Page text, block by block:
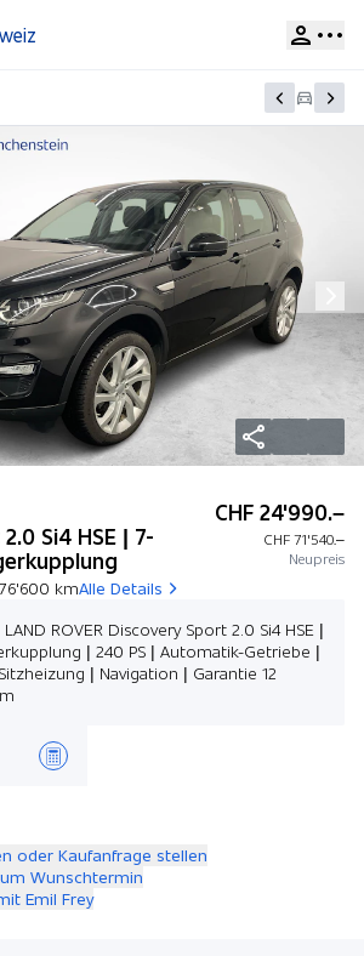
Si4 HSE | 7-
kmAlle Details
CHF 24'990.–
CHF 71'540.–
Neupreis
ROVER Discovery Sport 2.0 Si4 HSE |
| 240 PS | Automatik-Getriebe |
| Navigation | Garantie 12
oder Kaufanfrage stellen
Wunschtermin
Emil Frey